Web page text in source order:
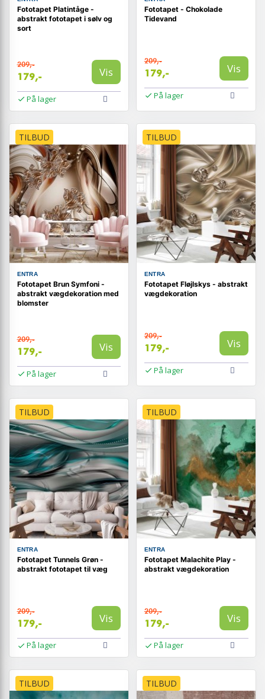
Fototapet Platintåge -
abstrakt fototapet i sølv og
sort
209,-
179,- Vis
På lager
Fototapet - Chokolade
Tidevand
209,-
179,- Vis
På lager
TILBUD
ENTRA
Fototapet Brun Symfoni -
abstrakt vægdekoration med
blomster
209,-
179,- Vis
På lager
TILBUD
ENTRA
Fototapet Fløjlskys - abstrakt
vægdekoration
209,-
179,- Vis
På lager
TILBUD
ENTRA
Fototapet Tunnels Grøn -
abstrakt fototapet til væg
209,-
179,- Vis
På lager
TILBUD
ENTRA
Fototapet Malachite Play -
abstrakt vægdekoration
209,-
179,- Vis
På lager
TILBUD TILBUD